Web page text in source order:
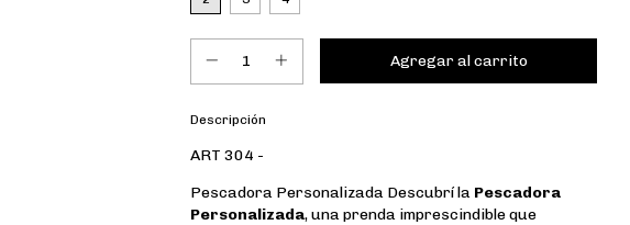
Descripción
ART 304 -
Pescadora Personalizada Descubrí la Pescadora
Personalizada, una prenda imprescindible que